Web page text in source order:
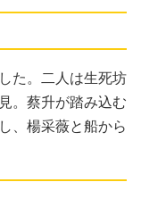
た。二人は生死坊
。蔡升が踏み込む
、楊采薇と船から